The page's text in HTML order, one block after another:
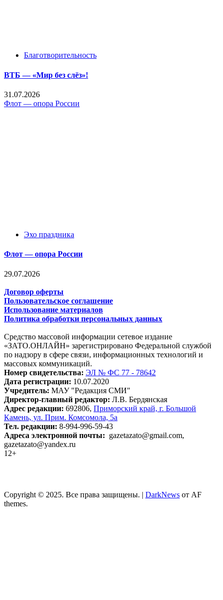
Благотворительность
ВТБ — «Мир без слёз»!
31.07.2026
Флот — опора России
Эхо праздника
Флот — опора России
29.07.2026
Договор оферты
Пользовательское соглашение
Использование материалов
Политика обработки персональных данных
Средство массовой информации сетевое издание
«ЗАТО.ОНЛАЙН» зарегистрировано Федеральной службой
по надзору в сфере связи, информационных технологий и
массовых коммуникаций.
Номер свидетельства: ЭЛ № ФС 77 - 78642
Дата регистрации: 10.07.2020
Учредитель: МАУ "Редакция СМИ"
Директор-главный редактор: Л.В. Бердянская
Адрес редакции: 692806, Приморский край, г. Большой
Камень, ул. Прим. Комсомола, 5а
Тел. редакции: 8-994-996-59-43
Адреса электронной почты: gazetazato@gmail.com,
gazetazato@yandex.ru
12+
Copyright © 2025. Все права защищены. | DarkNews от AF
themes.